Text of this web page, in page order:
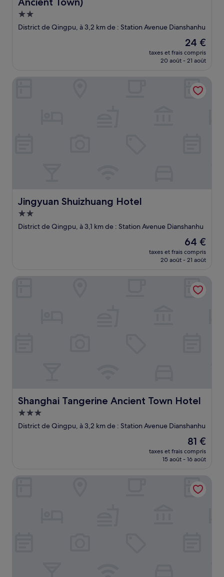
Hébergement
2.0 étoiles
District de Qingpu, à 3,2 km de : Station Avenue Dianshanhu
Le
nouveau
prix
de
24 €
24 €
taxes et frais compris
20 août - 21 août
Jingyuan Shuizhuang Hotel
Jingyuan Shuizhuang Hotel
Hébergement
2.0 étoiles
District de Qingpu, à 3,1 km de : Station Avenue Dianshanhu
Le
nouveau
prix
de
64 €
64 €
taxes et frais compris
20 août - 21 août
Shanghai Tangerine Ancient Town Hotel
Shanghai Tangerine Ancient Town Hotel
Hébergement
3.0 étoiles
District de Qingpu, à 3,2 km de : Station Avenue Dianshanhu
Le
nouveau
prix
de
81 €
81 €
taxes et frais compris
15 août - 16 août